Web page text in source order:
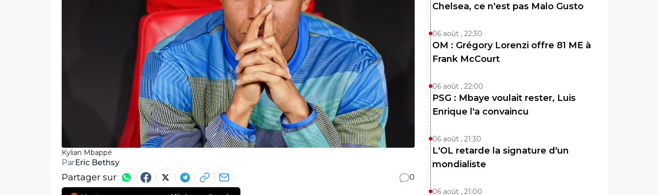
Kylian Mbappé
ParEric Bethsy
Partager sur 0
Chelsea, ce n'est pas Malo Gusto
06 août , 22:30
OM : Grégory Lorenzi offre 81 ME à
Frank McCourt
06 août , 22:00
PSG : Mbaye voulait rester, Luis
Enrique l'a convaincu
06 août , 21:30
L'OL retarde la signature d'un
mondialiste
06 août , 21:00